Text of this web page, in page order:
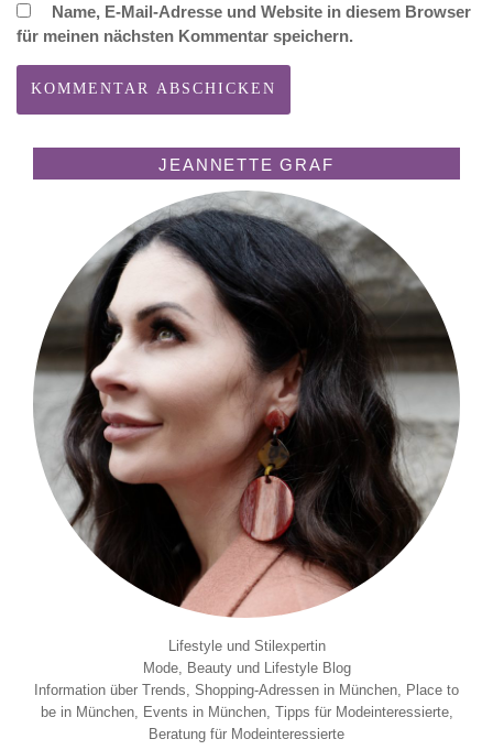
Name, E-Mail-Adresse und Website in diesem Browser
für meinen nächsten Kommentar speichern.
JEANNETTE GRAF
Lifestyle und Stilexpertin
Mode, Beauty und Lifestyle Blog
Information über Trends, Shopping-Adressen in München, Place to
be in München, Events in München, Tipps für Modeinteressierte,
Beratung für Modeinteressierte